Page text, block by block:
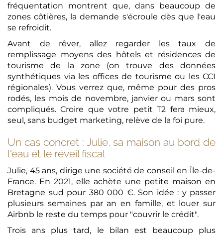
fréquentation montrent que, dans beaucoup de
zones côtières, la demande s'écroule dès que l'eau
se refroidit.
Avant de rêver, allez regarder les taux de
remplissage moyens des hôtels et résidences de
tourisme de la zone (on trouve des données
synthétiques via les offices de tourisme ou les CCI
régionales). Vous verrez que, même pour des pros
rodés, les mois de novembre, janvier ou mars sont
compliqués. Croire que votre petit T2 fera mieux,
seul, sans budget marketing, relève de la foi pure.
Un cas concret : Julie, sa maison au bord de
l'eau et le réveil fiscal
Julie, 45 ans, dirige une société de conseil en Île-de-
France. En 2021, elle achète une petite maison en
Bretagne sud pour 380 000 €. Son idée : y passer
plusieurs semaines par an en famille, et louer sur
Airbnb le reste du temps pour "couvrir le crédit".
Trois ans plus tard, le bilan est beaucoup plus